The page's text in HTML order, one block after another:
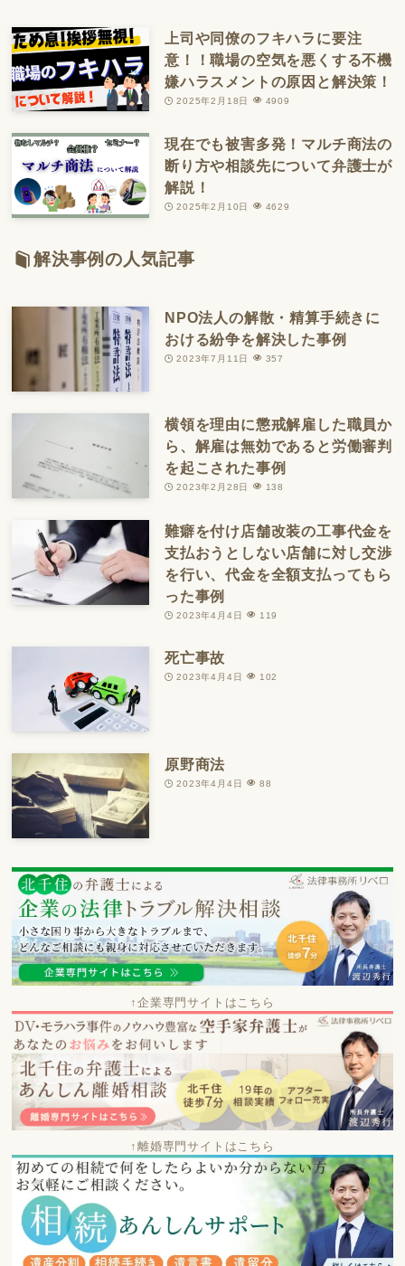
上司や同僚のフキハラに要注
意！！職場の空気を悪くする不機
嫌ハラスメントの原因と解決策！
2025年2月18日 4909
現在でも被害多発！マルチ商法の
断り方や相談先について弁護士が
解説！
2025年2月10日 4629
解決事例の人気記事
NPO法人の解散・精算手続きに
おける紛争を解決した事例
2023年7月11日 357
横領を理由に懲戒解雇した職員か
ら、解雇は無効であると労働審判
を起こされた事例
2023年2月28日 138
難癖を付け店舗改装の工事代金を
支払おうとしない店舗に対し交渉
を行い、代金を全額支払ってもら
った事例
2023年4月4日 119
死亡事故
2023年4月4日 102
原野商法
2023年4月4日 88
↑企業専門サイトはこちら
↑離婚専門サイトはこちら